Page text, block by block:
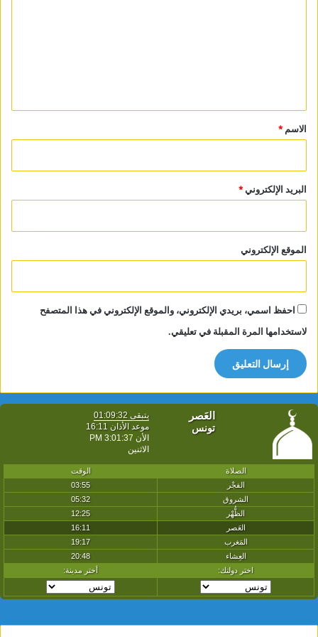
*
الاسم *
البريد الإلكتروني*
الموقع الإلكتروني
احفظ اسمي، بريدي الإلكتروني، والموقع الإلكتروني في هذا المتصفح
لاستخدامها المرة المقبلة في تعليقي.